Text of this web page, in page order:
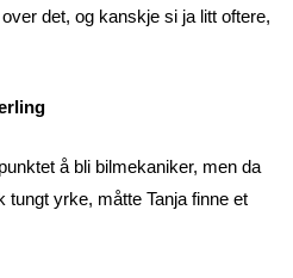
det, og kanskje si ja litt oftere,
å bli bilmekaniker, men da
yrke, måtte Tanja finne et